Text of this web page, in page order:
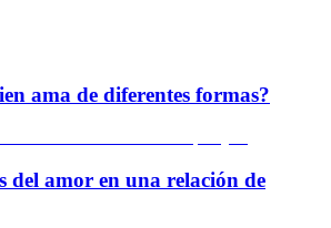
ama de diferentes formas?
del amor en una relación de